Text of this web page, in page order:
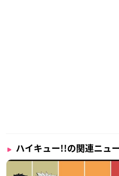
ハイキュー!!の関連ニュ